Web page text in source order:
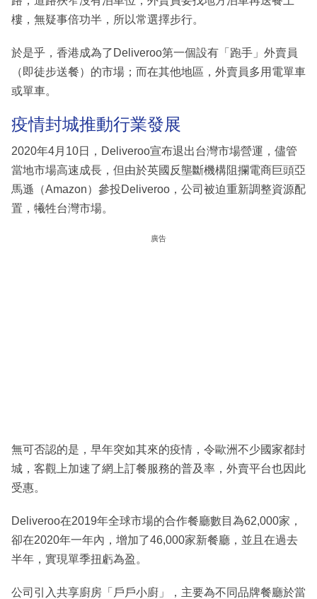
樓，無疑事倍功半，所以常選擇步行。
於是乎，香港成為了Deliveroo第一個設有「跑手」外賣員
（即徒步送餐）的市場；而在其他地區，外賣員多用電單車
或單車。
疫情封城推動行業發展
2020年4月10日，Deliveroo宣布退出台灣市場營運，儘管
當地市場高速成長，但由於英國反壟斷機構阻攔電商巨頭亞
馬遜（Amazon）參投Deliveroo，公司被迫重新調整資源配
置，犧牲台灣市場。
廣告
無可否認的是，早年突如其來的疫情，令歐洲不少國家都封
城，客觀上加速了網上訂餐服務的普及率，外賣平台也因此
受惠。
Deliveroo在2019年全球市場的合作餐廳數目為62,000家，
卻在2020年一年內，增加了46,000家新餐廳，並且在過去
半年，實現單季扭虧為盈。
公司引入共享廚房「戶戶小廚」，主要為不同品牌餐廳於當